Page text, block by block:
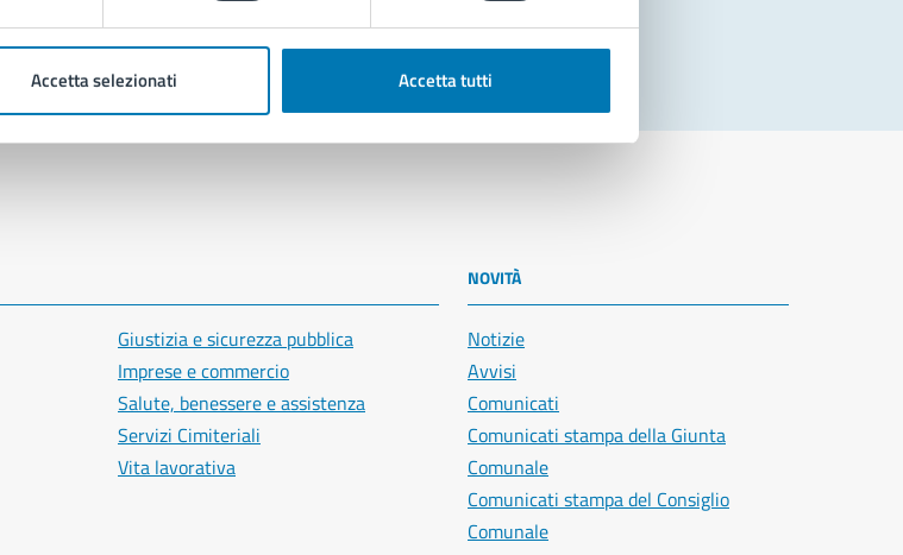
Accetta selezionati Accetta tutti
Giustizia e sicurezza pubblica
Imprese e commercio
Salute, benessere e assistenza
Servizi Cimiteriali
Vita lavorativa
NOVITÀ
Notizie
Avvisi
Comunicati
Comunicati stampa della Giunta
Comunale
Comunicati stampa del Consiglio
Comunale